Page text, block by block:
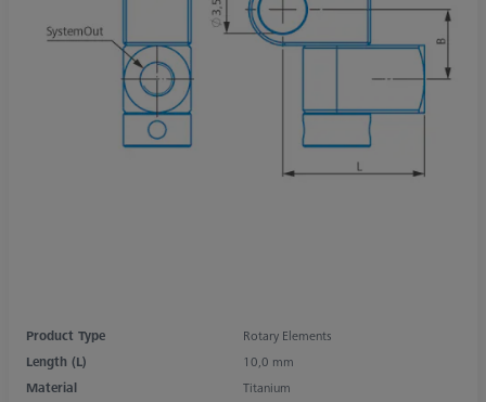
Product Type
Rotary Elements
Length (L)
10,0 mm
Material
Titanium